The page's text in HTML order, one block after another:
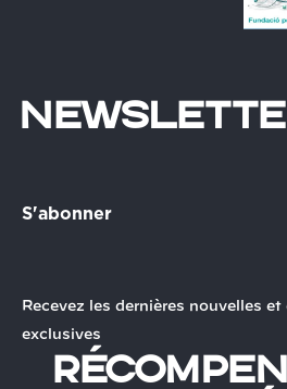
S'abonner
Recevez les dernières nouvelles
exclusives